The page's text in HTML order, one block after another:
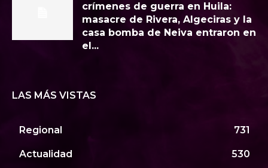
crímenes de guerra en Huila:
masacre de Rivera, Algeciras y la
casa bomba de Neiva entraron en
el...
LAS MÁS VISTAS
Regional 731
Actualidad 530